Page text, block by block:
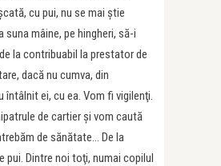
cu pui, nu se mai ştie
suna mâine, pe hingheri, să-i
la contribuabil la prestator de
dacă nu cumva, din
întâlnit ei, cu ea. Vom fi vigilenţi.
de cartier şi vom caută
de sănătate… De la
pui. Dintre noi toţi, numai copilul